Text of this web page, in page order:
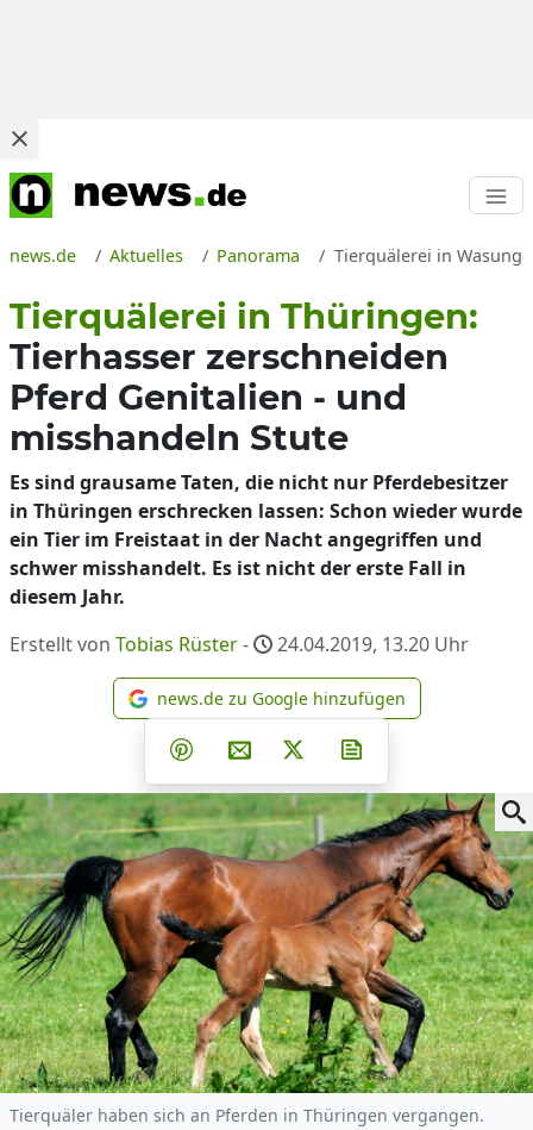
news.de Aktuelles Panorama Tierquälerei in
Tierquälerei in Thüringen:
Tierhasser zerschneiden
Pferd Genitalien - und
misshandeln Stute
Es sind grausame Taten, die nicht nur Pferdebesitzer
in Thüringen erschrecken lassen: Schon wieder wurde
ein Tier im Freistaat in der Nacht angegriffen und
schwer misshandelt. Es ist nicht der erste Fall in
diesem Jahr.
Erstellt von Tobias Rüster- 24.04.2019, 13.20 Uhr
news.de zu Google
news.de zu Google hinzufügen
Teilen auf Facebook
Teilen auf Whatsapp
Teilen auf Telegram
Teilen auf Pinterest
Per E-Mail teilen
Post auf X
Tierquäler haben sich an Pferden in Thüringen vergangen.